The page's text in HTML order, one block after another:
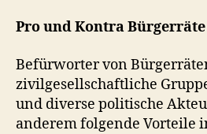
Pro und Kontra Bürgerräte
Befürworter von
zivilgesellschaftliche
und diverse politische
anderem folgende Vorteile